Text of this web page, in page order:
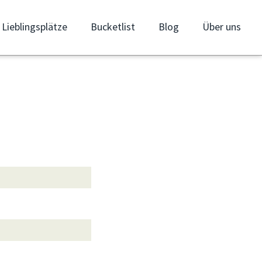
Lieblingsplätze Bucketlist Blog Über uns